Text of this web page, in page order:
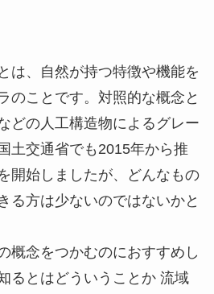
は、自然が持つ特徴や機能を
のことです。対照的な概念と
どの人工構造物によるグレー
土交通省でも2015年から推
開始しましたが、どんなもの
る方は少ないのではないかと
概念をつかむのにおすすめし
るとはどういうことか 流域